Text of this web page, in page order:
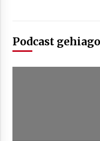
Podcast gehiago